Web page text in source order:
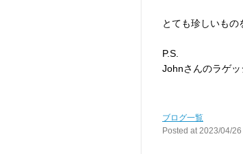
とても珍しいも
P.S.
Johnさんのラゲ
ブログ一覧
Posted at 2023/04/